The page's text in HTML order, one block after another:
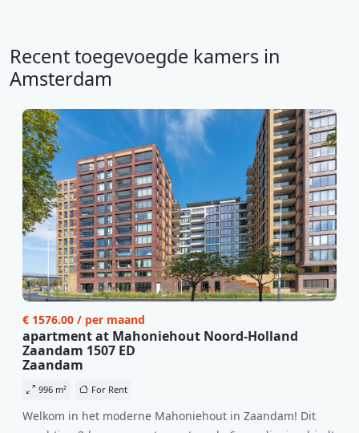
Recent toegevoegde kamers in
Amsterdam
€ 1576.00 / per maand
apartment at Mahoniehout Noord-Holland
Zaandam 1507 ED
Zaandam
996 m² For Rent
Welkom in het moderne Mahoniehout in Zaandam! Dit